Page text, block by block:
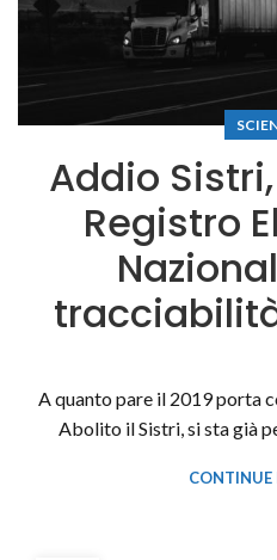
Addio
Registro
A quanto pare il 2019 porta
Abolito il Sistri, si sta già
CONTINUE